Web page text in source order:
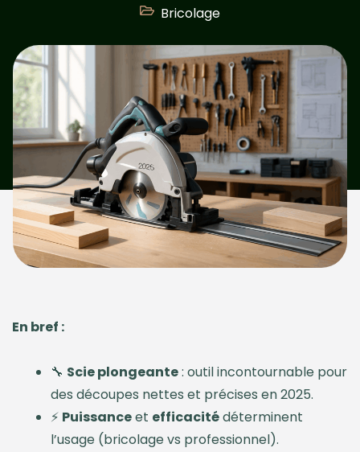
Bricolage
En bref :
🔧 Scie plongeante: outil incontournable pour
des découpes nettes et précises en 2025.
⚡ Puissanceet efficacitédéterminent
l’usage (bricolage vs professionnel).